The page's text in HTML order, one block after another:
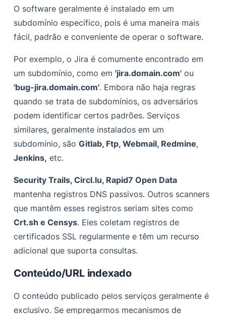
O software geralmente é instalado em um
subdomínio específico, pois é uma maneira mais
fácil, padrão e conveniente de operar o software.
Por exemplo, o Jira é comumente encontrado em
um subdomínio, como em'jira.domain.com' ou
'bug-jira.domain.com'. Embora não haja regras
quando se trata de subdomínios, os adversários
podem identificar certos padrões. Serviços
similares, geralmente instalados em um
subdomínio, sãoGitlab, Ftp, Webmail, Redmine,
Jenkins, etc.
Security Trails, Circl.lu, Rapid7 Open Data
mantenha registros DNS passivos. Outros scanners
que mantêm esses registros seriam sites como
Crt.sh e Censys. Eles coletam registros de
certificados SSL regularmente e têm um recurso
adicional que suporta consultas.
Conteúdo/URL indexado
O conteúdo publicado pelos serviços geralmente é
exclusivo. Se empregarmos mecanismos de